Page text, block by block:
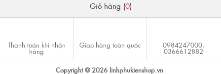
Giỏ hàng (0)
Thanh toán khi nhận
hàng
Giao hàng toàn quốc 0984247000,
0366612882
Copyright © 2026 linhphukienshop.vn